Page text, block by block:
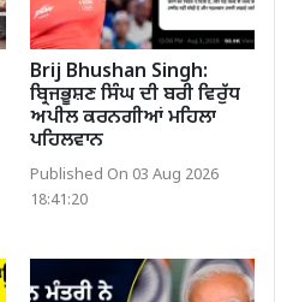
Brij Bhushan Singh:
ਬ੍ਰਿਜਭੂਸ਼ਣ ਸਿੰਘ ਦੀ ਬਰੀ ਵਿਰੁੱਧ
ਅਪੀਲ ਕਰਨਗੀਆਂ ਮਹਿਲਾ
ਪਹਿਲਵਾਨ
Published On 03 Aug 2026
18:41:20